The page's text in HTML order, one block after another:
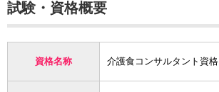
試験・資格概要
資格名称 介護食コンサルタント資格